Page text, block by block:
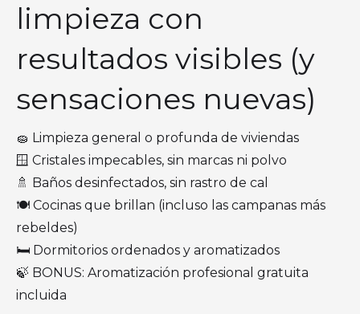
limpieza con
resultados visibles (y
sensaciones nuevas)
🧽 Limpieza general o profunda de viviendas
🪟 Cristales impecables, sin marcas ni polvo
🚿 Baños desinfectados, sin rastro de cal
🍽️ Cocinas que brillan (incluso las campanas más
rebeldes)
🛏️ Dormitorios ordenados y aromatizados
🍃 BONUS: Aromatización profesional gratuita
incluida